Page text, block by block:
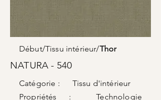
Début/Tissu intérieur/Thor
NATURA - 540
Catégorie : Tissu d'intérieur
Propriétés : Technologie